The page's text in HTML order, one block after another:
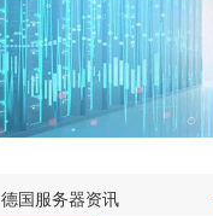
德国服务器资讯